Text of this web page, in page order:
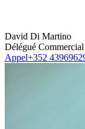
David Di Martino
Délégué
Appel+352